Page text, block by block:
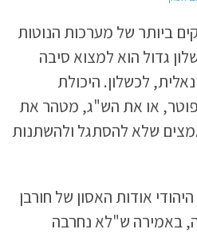
ביותר של מערכות הנוטות
גדול הוא למצוא סיבה
לכשלון. היכולת
או את הש"ג, מטהר את
שלא להסתגל ולהשתנות
אודות האסון של חורבן
באמירה ש"לא נחרבה